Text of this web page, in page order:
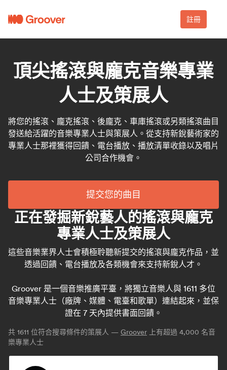
註冊
頂尖搖滾與龐克音樂專業
人士及策展人
將您的搖滾、龐克搖滾、後龐克、車庫搖滾或另類搖滾曲目
發送給活躍的音樂專業人士與策展人。從支持新銳藝術家的
專業人士那裡獲得回饋、電台播放、播放清單收錄以及唱片
公司合作機會。
提交您的曲目
正在發掘新銳藝人的搖滾與龐克
專業人士及策展人
這些音樂業界人士會積極聆聽新提交的搖滾與龐克作品，並
透過回饋、電台播放及各類機會來支持新銳人才。
Groover 是一個音樂推廣平臺，將獨立音樂人與 1611 多位
音樂專業人士（廠牌、媒體、電臺和歌單）連結起來，並保
證在 7 天內提供書面回饋。
共 1611 位符合搜尋條件的策展人 — Groover 上有超過 4,000 名音
樂專業人士